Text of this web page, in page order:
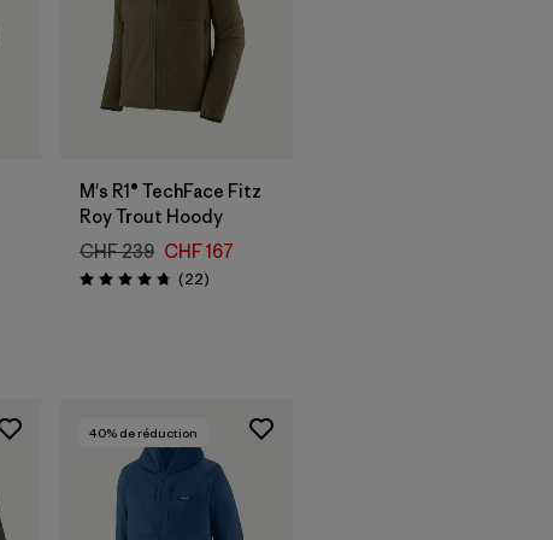
M's R1® TechFace Fitz
Roy Trout Hoody
CHF 239 CHF 167
Évaluation: 4.7 / 5
(22Avis
)
40% de réduction